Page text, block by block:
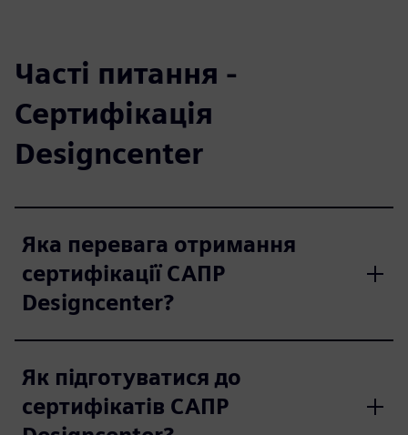
Часті питання -
Сертифікація
Designcenter
Яка перевага отримання
сертифікації САПР
Designcenter?
Як підготуватися до
сертифікатів САПР